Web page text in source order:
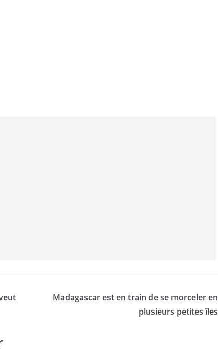
Madagascar est en train de se morceler en
plusieurs petites îles